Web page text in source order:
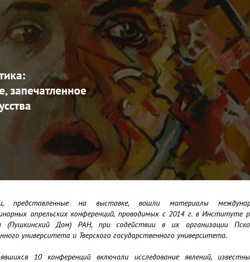
запечатленное
представленные на выставке, вошли материалы
апрельских конференций, проводимых с 2014 г. в Институте
(Пушкинский Дом) РАН, при содействии в их организации
университета и Тверского государственного университета.
10 конференций включали исследование явлений,